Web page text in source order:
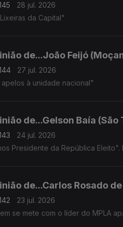
28 jul. 2026
da Capital"
de...João Feijó
27 jul. 2026
apelos à unidade nacional"
de...Gelson Baía (São
24 jul. 2026
Presidente da República Eleito".
de...Carlos Rosado
23 jul. 2026
se mete com o líder do MPLA